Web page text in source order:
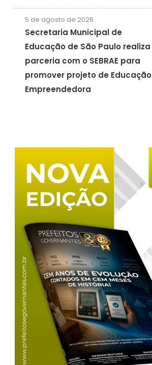
5 de agosto de 2026
Secretaria Municipal de
Educação de São Paulo realiza
parceria com o SEBRAE para
promover projeto de Educação
Empreendedora